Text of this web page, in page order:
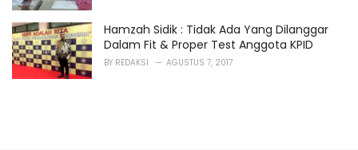
Hamzah Sidik : Tidak Ada Yang Dilanggar
Dalam Fit & Proper Test Anggota KPID
BY REDAKSI AGUSTUS 7, 2017